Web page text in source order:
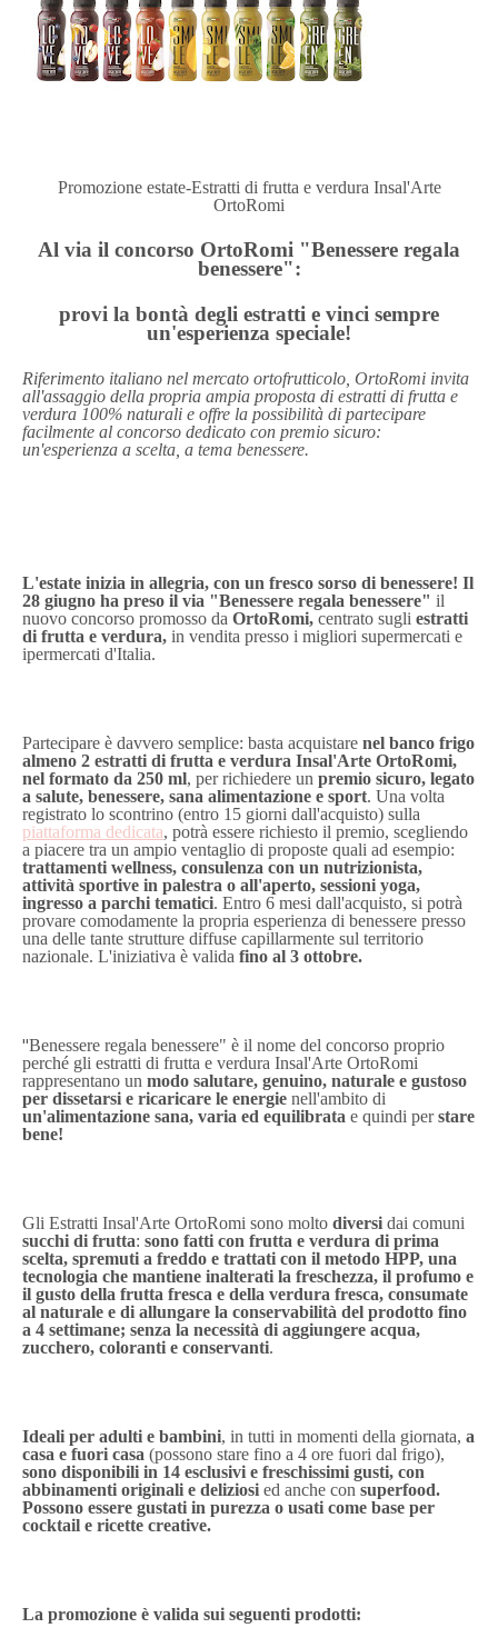
Promozione estate-Estratti di frutta e verdura Insal'Arte
OrtoRomi
Al via il concorso OrtoRomi "Benessere regala
benessere":
provi la bontà degli estratti e vinci sempre
un'esperienza speciale!
Riferimento italiano nel mercato ortofrutticolo, OrtoRomi invita
all'assaggio della propria ampia proposta di estratti di frutta e
verdura 100% naturali e offre la possibilità di partecipare
facilmente al concorso dedicato con premio sicuro:
un'esperienza a scelta, a tema benessere.
L'estate inizia in allegria, con un fresco sorso di benessere! Il
28 giugno ha preso il via "Benessere regala benessere" il
nuovo concorso promosso da OrtoRomi, centrato sugli estratti
di frutta e verdura, in vendita presso i migliori supermercati e
ipermercati d'Italia.
Partecipare è davvero semplice: basta acquistare nel banco frigo
almeno 2 estratti di frutta e verdura Insal'Arte OrtoRomi,
nel formato da 250 ml, per richiedere un premio sicuro, legato
a salute, benessere, sana alimentazione e sport. Una volta
registrato lo scontrino (entro 15 giorni dall'acquisto) sulla
piattaforma dedicata, potrà essere richiesto il premio, scegliendo
a piacere tra un ampio ventaglio di proposte quali ad esempio:
trattamenti wellness, consulenza con un nutrizionista,
attività sportive in palestra o all'aperto, sessioni yoga,
ingresso a parchi tematici. Entro 6 mesi dall'acquisto, si potrà
provare comodamente la propria esperienza di benessere presso
una delle tante strutture diffuse capillarmente sul territorio
nazionale. L'iniziativa è valida fino al 3 ottobre.
"Benessere regala benessere" è il nome del concorso proprio
perché gli estratti di frutta e verdura Insal'Arte OrtoRomi
rappresentano un modo salutare, genuino, naturale e gustoso
per dissetarsi e ricaricare le energie nell'ambito di
un'alimentazione sana, varia ed equilibrata e quindi perstare
bene!
Gli Estratti Insal'Arte OrtoRomi sono molto diversi dai comuni
succhi di frutta: sono fatti con frutta e verdura di prima
scelta, spremuti a freddo e trattati con il metodo HPP, una
tecnologia che mantiene inalterati la freschezza, il profumo e
il gusto della frutta fresca e della verdura fresca, consumate
al naturale e di allungare la conservabilità del prodotto fino
a 4 settimane; senza la necessità di aggiungere acqua,
zucchero, coloranti e conservanti.
Ideali per adulti e bambini, in tutti in momenti della giornata, a
casa e fuori casa (possono stare fino a 4 ore fuori dal frigo),
sono disponibili in 14 esclusivi e freschissimi gusti, con
abbinamenti originali e deliziosi ed anche con superfood.
Possono essere gustati in purezza o usati come base per
cocktail e ricette creative.
La promozione è valida sui seguenti prodotti: